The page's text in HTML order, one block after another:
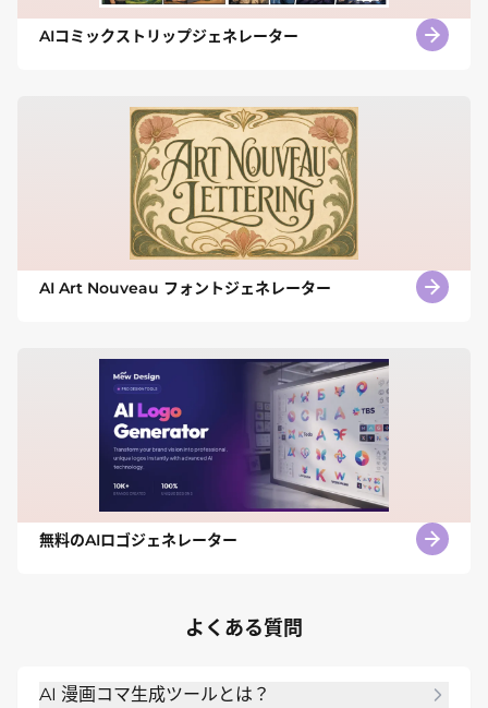
AIコミックストリップジェネレーター
AI Art Nouveau フォントジェネレーター
無料のAIロゴジェネレーター
よくある質問
AI 漫画コマ生成ツールとは？